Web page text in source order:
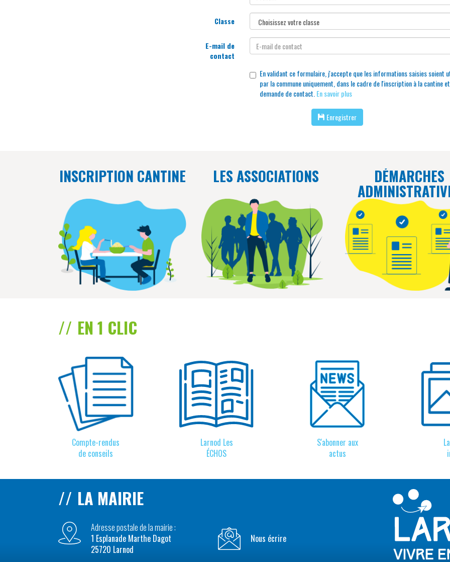
Classe
E-mail de
contact
En validant ce formulaire, j'accepte que les informations saisies soient
par la commune uniquement, dans le cadre de l'inscription à la cantine
demande de contact. En savoir plus
Enregistrer
INSCRIPTION CANTINE LES ASSOCIATIONS DÉMARCHES
EN 1 CLIC
Compte-rendus
de conseils
Larnod Les
ÉCHOS
S'abonner aux
actus
LA MAIRIE
Adresse postale de la mairie :
1 Esplanade Marthe Dagot
25720 Larnod
Nous écrire